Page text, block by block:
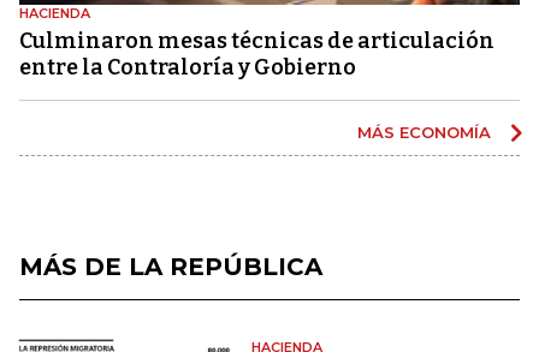
HACIENDA
Culminaron mesas técnicas de articulación
entre la Contraloría y Gobierno
MÁS ECONOMÍA
MÁS DE LA REPÚBLICA
HACIENDA